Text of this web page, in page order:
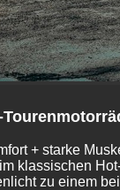
+ starke
klassischen
zu einem